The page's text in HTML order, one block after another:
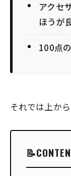
アクセ
ほうが
100点
それでは上か